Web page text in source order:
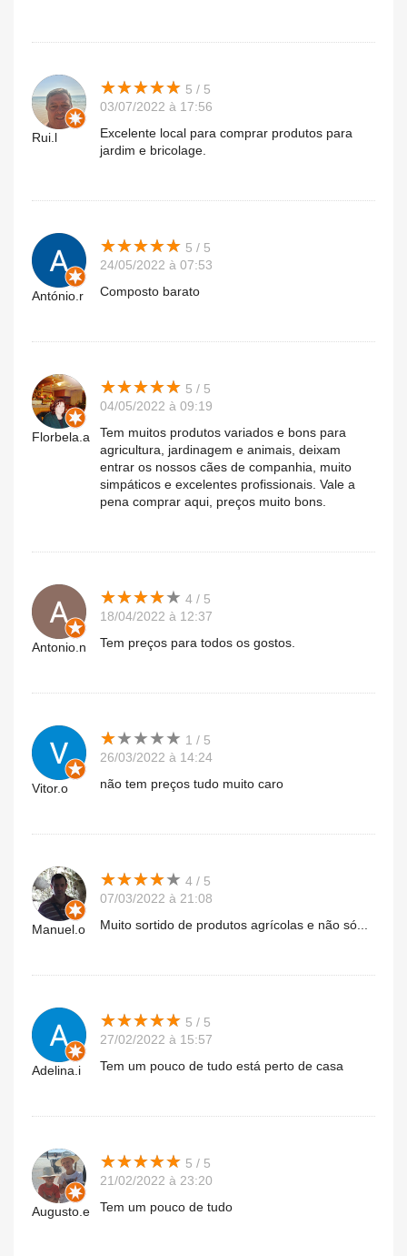
Rui.l
★★★★★
★★★★★ 5 / 5
03/07/2022 à 17:56
Excelente local para comprar produtos para
jardim e bricolage.
António.r
★★★★★
★★★★★ 5 / 5
24/05/2022 à 07:53
Composto barato
Florbela.a
★★★★★
★★★★★ 5 / 5
04/05/2022 à 09:19
Tem muitos produtos variados e bons para
agricultura, jardinagem e animais, deixam
entrar os nossos cães de companhia, muito
simpáticos e excelentes profissionais. Vale a
pena comprar aqui, preços muito bons.
Antonio.n
★★★★★
★★★★★ 4 / 5
18/04/2022 à 12:37
Tem preços para todos os gostos.
Vitor.o
★★★★★
★★★★★ 1 / 5
26/03/2022 à 14:24
não tem preços tudo muito caro
Manuel.o
★★★★★
★★★★★ 4 / 5
07/03/2022 à 21:08
Muito sortido de produtos agrícolas e não só...
Adelina.i
★★★★★
★★★★★ 5 / 5
27/02/2022 à 15:57
Tem um pouco de tudo está perto de casa
Augusto.e
★★★★★
★★★★★ 5 / 5
21/02/2022 à 23:20
Tem um pouco de tudo